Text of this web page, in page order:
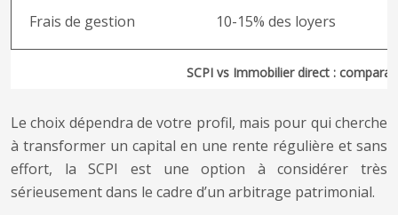
SCPI vs Immobilier direct :
Frais de gestion 10-15% des loyers
Le choix dépendra de votre profil, mais pour qui cherche
à transformer un capital en une rente régulière et sans
effort, la SCPI est une option à considérer très
sérieusement dans le cadre d’un arbitrage patrimonial.